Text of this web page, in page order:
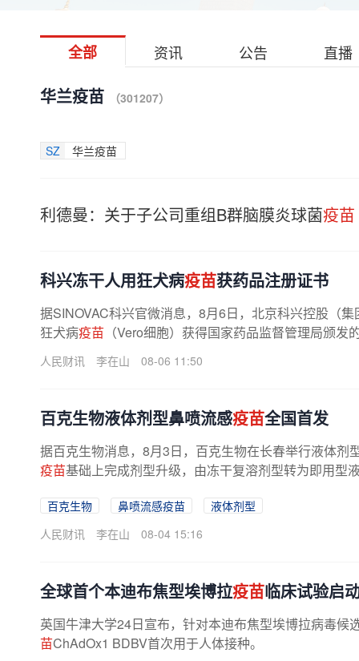
全部 资讯 公告 直播
华兰疫苗 （301207）
SZ 华兰疫苗
利德曼：关于子公司重组B群脑膜炎球菌疫苗
科兴冻干人用狂犬病疫苗获药品注册证书
据SINOVAC科兴官微消息，8月6日，北京科兴控股（
狂犬病疫苗 （Vero细胞）获得国家药品监督管理局颁发
人民财讯 李在山 08-06 11:50
百克生物液体剂型鼻喷流感疫苗全国首发
据百克生物消息，8月3日，百克生物在长春举行液体剂
疫苗基础上完成剂型升级，由冻干复溶剂型转为即用型
百克生物 鼻喷流感疫苗
液体剂型
人民财讯
李在山 08-04 15:16
全球首个本迪布焦型埃博拉疫苗临床试验启
英国牛津大学24日宣布，针对本迪布焦型埃博拉病毒候
苗ChAdOx1 BDBV首次用于人体接种。